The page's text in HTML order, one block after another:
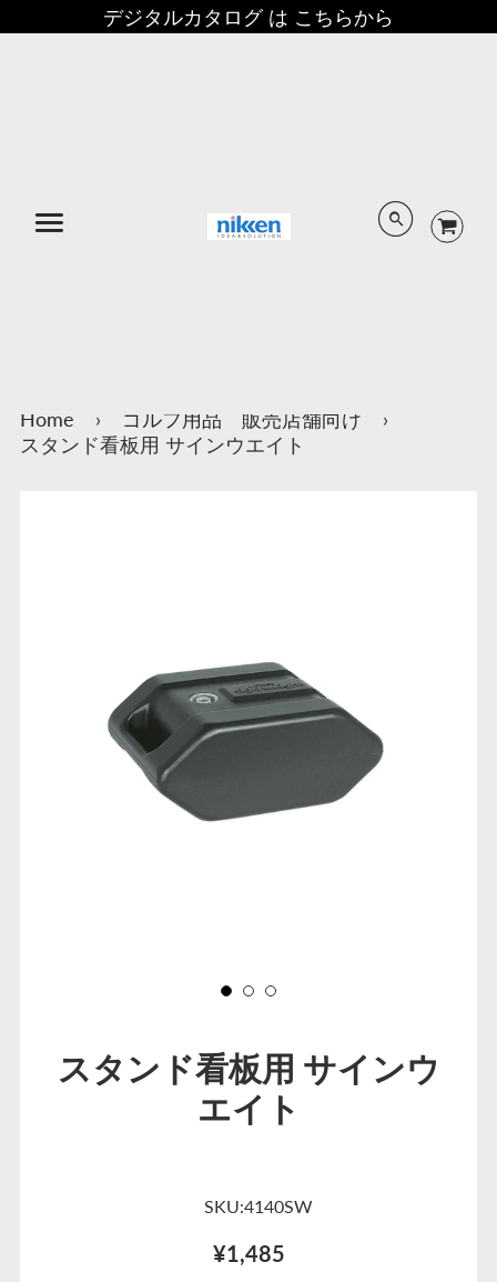
デジタルカタログ は こちらから
Home › ゴルフ用品 販売店舗向け
›
スタンド看板用 サインウエイト
スタンド看板用 サインウ
エイト
SKU:4140SW
¥1,485